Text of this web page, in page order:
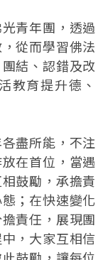
青年團，透過
從而學習佛法
結、認錯及改
教育提升德、
盡所能，不注
在首位，當遇
鼓勵，承擔責
；在快速變化
責任，展現團
，大家互相信